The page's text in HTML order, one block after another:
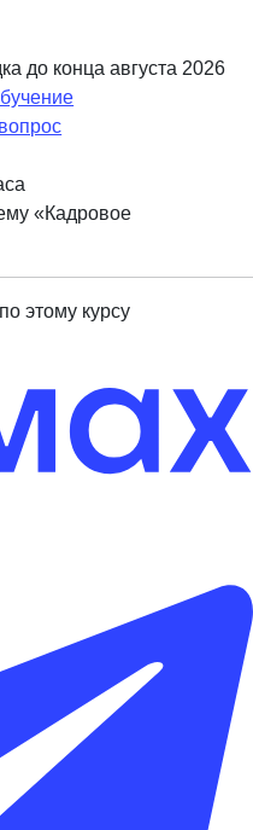
до конца августа 2026
«Кадровое
этому курсу